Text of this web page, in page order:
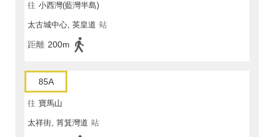
往 小西灣(藍灣半島)
太古城中心, 英皇道 站
距離 200m
85A
往 寶馬山
太祥街, 筲箕灣道 站